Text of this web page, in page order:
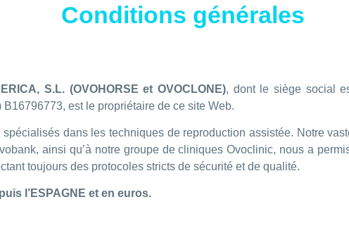
Conditions générales
S.L. (OVOHORSE et OVOCLONE), dont le siège social
est le propriétaire de ce site Web.
dans les techniques de reproduction assistée. Notre
ainsi qu’à notre groupe de cliniques Ovoclinic, nous a
toujours des protocoles stricts de sécurité et de qualité.
l’ESPAGNE et en euros.